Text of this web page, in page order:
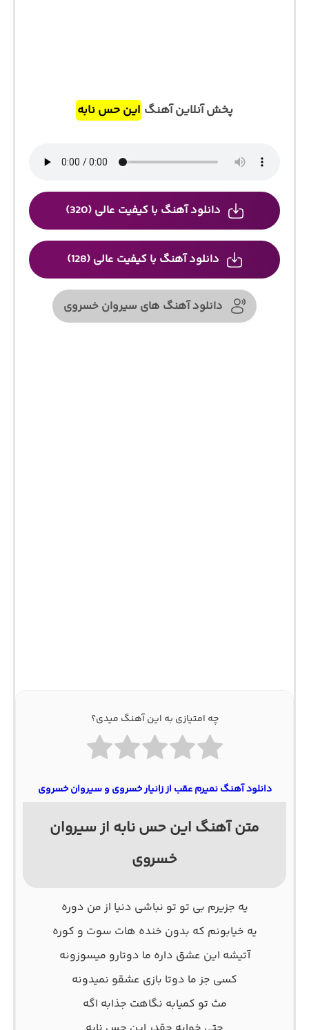
پخش آنلاین آهنگ این حس نابه
دانلود آهنگ با کیفیت عالی (320)
دانلود آهنگ با کیفیت عالی (128)
دانلود آهنگ های سیروان خسروی
چه امتیازی به این آهنگ میدی؟
دانلود آهنگ نمیرم عقب از زانیار خسروی و سیروان خسروی
متن آهنگ این حس نابه از سیروان
خسروی
یه جزیرم بی تو تو نباشی دنیا از من دوره
یه خیابونم که بدون خنده هات سوت و کوره
آتیشه این عشق داره ما دوتارو میسوزونه
کسی جز ما دوتا بازی عشقو نمیدونه
مث تو کمیابه نگاهت جذابه اگه